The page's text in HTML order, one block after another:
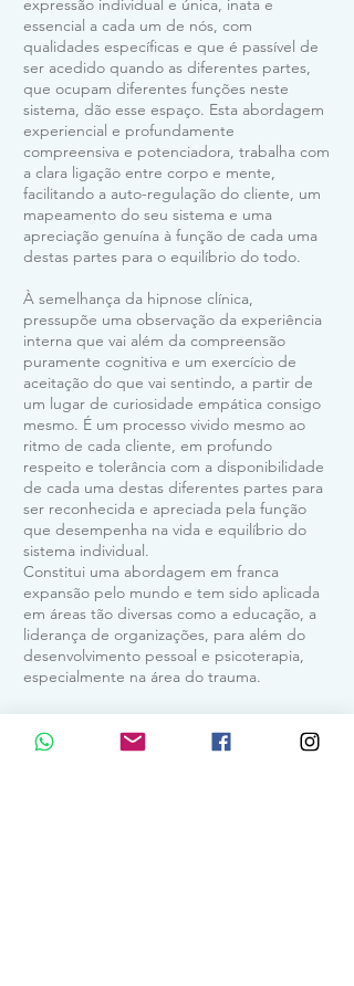
expressão individual e única, inata e
essencial a cada um de nós, com
qualidades específicas e que é passível de
ser acedido quando as diferentes partes,
que ocupam diferentes funções neste
sistema, dão esse espaço. Esta abordagem
experiencial e profundamente
compreensiva e potenciadora, trabalha com
a clara ligação entre corpo e mente,
facilitando a auto-regulação do cliente, um
mapeamento do seu sistema e uma
apreciação genuína à função de cada uma
destas partes para o equilíbrio do todo.
À semelhança da hipnose clínica,
pressupõe uma observação da experiência
interna que vai além da compreensão
puramente cognitiva e um exercício de
aceitação do que vai sentindo, a partir de
um lugar de curiosidade empática consigo
mesmo. É um processo vivido mesmo ao
ritmo de cada cliente, em profundo
respeito e tolerância com a disponibilidade
de cada uma destas diferentes partes para
ser reconhecida e apreciada pela função
que desempenha na vida e equilíbrio do
sistema individual.
Constitui uma abordagem em franca
expansão pelo mundo e tem sido aplicada
em áreas tão diversas como a educação, a
liderança de organizações, para além do
desenvolvimento pessoal e psicoterapia,
especialmente na área do trauma.
Política de privacidade e cookies